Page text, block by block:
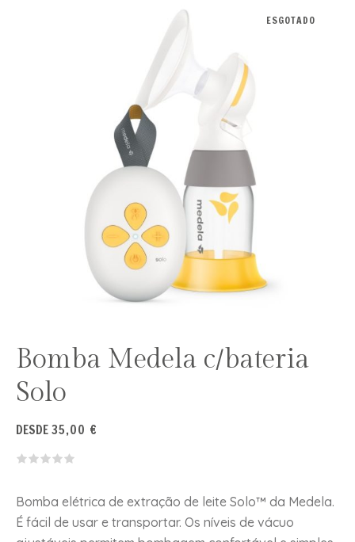
ESGOTADO
Bomba Medela c/bateria
Solo
DESDE35,00 €
Bomba elétrica de extração de leite Solo™ da Medela.
É fácil de usar e transportar. Os níveis de vácuo